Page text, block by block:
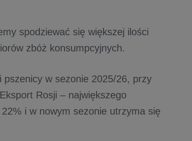
spodziewać się większej ilości
zbóż konsumpcyjnych.
pszenicy w sezonie 2025/26, przy
Rosji – największego
i w nowym sezonie utrzyma się